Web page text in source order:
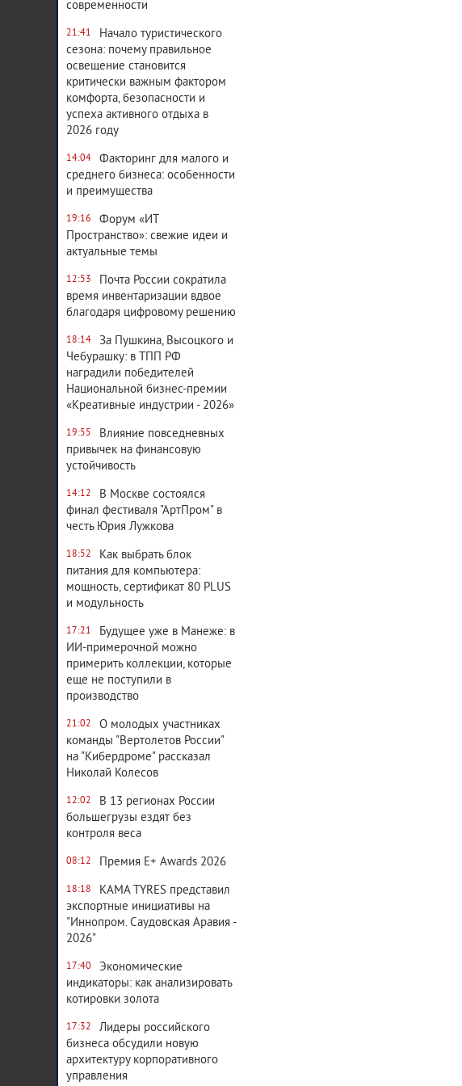
современности
21:41
Начало туристического
сезона: почему правильное
освещение становится
критически важным фактором
комфорта, безопасности и
успеха активного отдыха в
2026 году
14:04
Факторинг для малого и
среднего бизнеса: особенности
и преимущества
19:16
Форум «ИТ
Пространство»: свежие идеи и
актуальные темы
12:53
Почта России сократила
время инвентаризации вдвое
благодаря цифровому решению
18:14
За Пушкина, Высоцкого и
Чебурашку: в ТПП РФ
наградили победителей
Национальной бизнес-премии
«Креативные индустрии - 2026»
19:55
Влияние повседневных
привычек на финансовую
устойчивость
14:12
В Москве состоялся
финал фестиваля "АртПром" в
честь Юрия Лужкова
18:52
Как выбрать блок
питания для компьютера:
мощность, сертификат 80 PLUS
и модульность
17:21
Будущее уже в Манеже: в
ИИ-примерочной можно
примерить коллекции, которые
еще не поступили в
производство
21:02
О молодых участниках
команды "Вертолетов России"
на "Кибердроме" рассказал
Николай Колесов
12:02
В 13 регионах России
большегрузы ездят без
контроля веса
08:12 Премия E+ Awards 2026
18:18
KAMA TYRES представил
экспортные инициативы на
"Иннопром. Саудовская Аравия -
2026"
17:40
Экономические
индикаторы: как анализировать
котировки золота
17:32
Лидеры российского
бизнеса обсудили новую
архитектуру корпоративного
управления